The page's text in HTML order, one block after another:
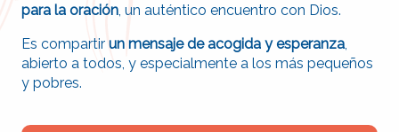
para la oración, un auténtico encuentro con Dios.
Es compartir un mensaje de acogida y esperanza,
abierto a todos, y especialmente a los más pequeños
y pobres.